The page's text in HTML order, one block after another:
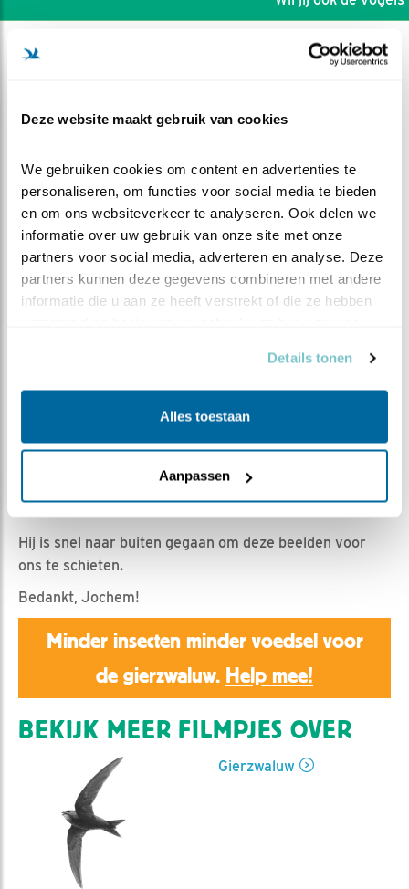
Deze website maakt gebruik van cookies
We gebruiken cookies om content en advertenties te
personaliseren, om functies voor social media te bieden
en om ons websiteverkeer te analyseren. Ook delen we
informatie over uw gebruik van onze site met onze
partners voor social media, adverteren en analyse. Deze
partners kunnen deze gegevens combineren met andere
informatie die u aan ze heeft verstrekt of die ze hebben
Details tonen
Alles toestaan
Aanpassen
DEEL DIT FILMPJE
HannahK | Geplaatst op 1 juni 2026, 21:35 |
blogger Jochem Kühnen volop activiteit rond zijn huis
Hij is snel naar buiten gegaan om deze beelden voor
ons te schieten.
Bedankt, Jochem!
Minder insecten minder voedsel voor
de gierzwaluw. Help mee!
BEKIJK MEER FILMPJES OVER
Gierzwaluw